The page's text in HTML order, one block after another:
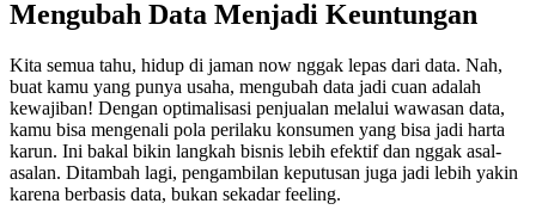
Mengubah Data Menjadi Keuntungan
Kita semua tahu, hidup di jaman now nggak lepas dari data. Nah,
buat kamu yang punya usaha, mengubah data jadi cuan adalah
kewajiban! Dengan optimalisasi penjualan melalui wawasan data,
kamu bisa mengenali pola perilaku konsumen yang bisa jadi harta
karun. Ini bakal bikin langkah bisnis lebih efektif dan nggak asal-
asalan. Ditambah lagi, pengambilan keputusan juga jadi lebih yakin
karena berbasis data, bukan sekadar feeling.